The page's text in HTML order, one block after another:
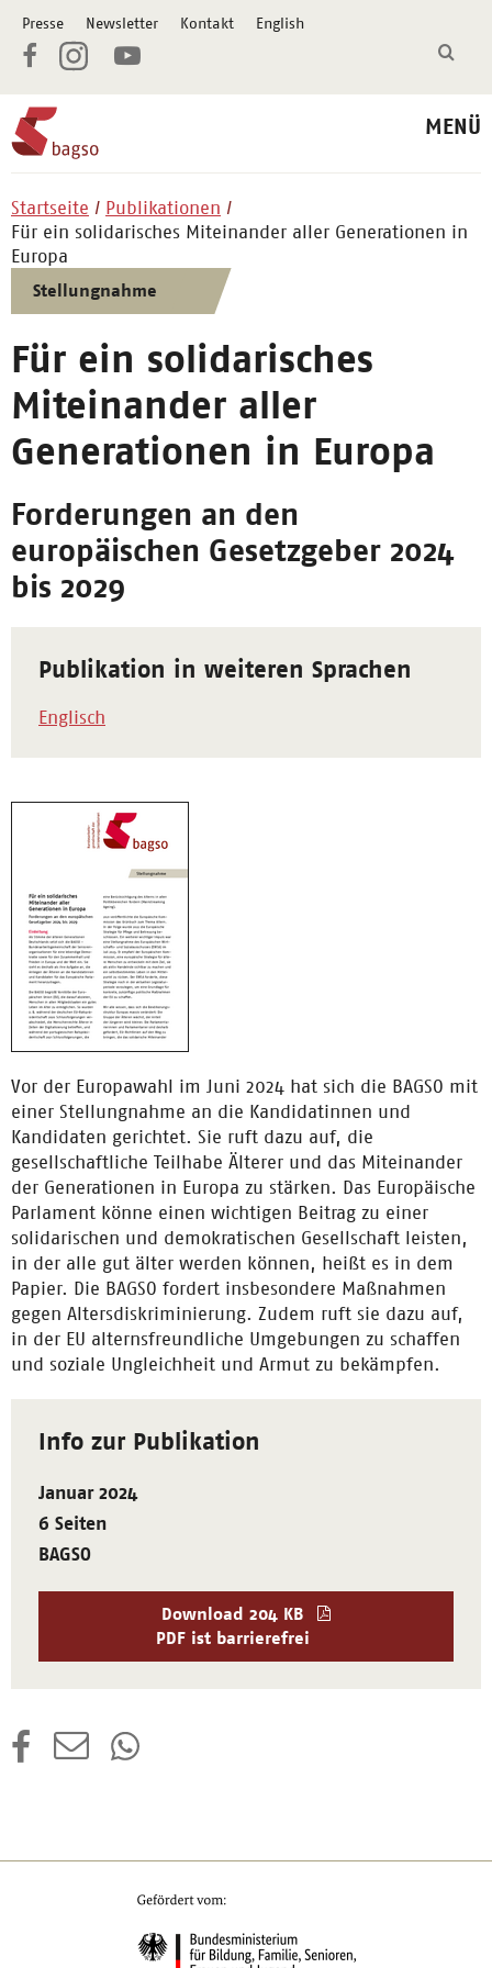
Presse Newsletter Kontakt English
MENÜ
Startseite
Publikationen
Für ein solidarisches Miteinander aller Generationen in
Europa
Stellungnahme
Für ein solidarisches
Miteinander aller
Generationen in Europa
Forderungen an den
europäischen Gesetzgeber 2024
bis 2029
Publikation in weiteren Sprachen
Englisch
Vor der Europawahl im Juni 2024 hat sich die BAGSO mit
einer Stellungnahme an die Kandidatinnen und
Kandidaten gerichtet. Sie ruft dazu auf, die
gesellschaftliche Teilhabe Älterer und das Miteinander
der Generationen in Europa zu stärken. Das Europäische
Parlament könne einen wichtigen Beitrag zu einer
solidarischen und demokratischen Gesellschaft leisten,
in der alle gut älter werden können, heißt es in dem
Papier. Die BAGSO fordert insbesondere Maßnahmen
gegen Altersdiskriminierung. Zudem ruft sie dazu auf,
in der EU alternsfreundliche Umgebungen zu schaffen
und soziale Ungleichheit und Armut zu bekämpfen.
Info zur Publikation
Januar 2024
6 Seiten
BAGSO
Download 204 KB
PDF ist barrierefrei